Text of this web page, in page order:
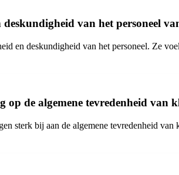
van het personeel
en deskundigheid van het personeel. Ze
de algemene tevredenheid van
sterk bij aan de algemene tevredenheid